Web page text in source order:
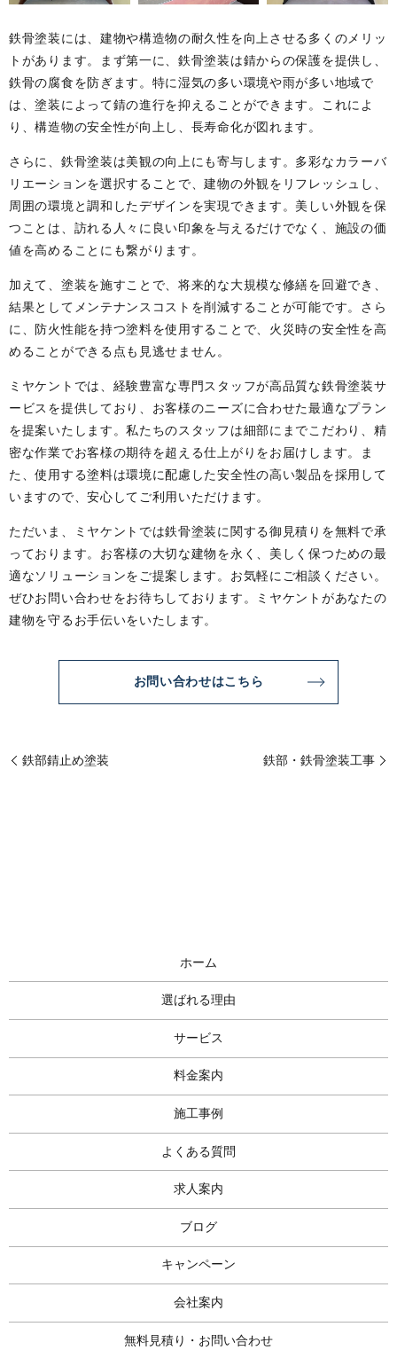
鉄骨塗装には、建物や構造物の耐久性を向上させる多くのメリッ
トがあります。まず第一に、鉄骨塗装は錆からの保護を提供し、
鉄骨の腐食を防ぎます。特に湿気の多い環境や雨が多い地域で
は、塗装によって錆の進行を抑えることができます。これによ
り、構造物の安全性が向上し、長寿命化が図れます。
さらに、鉄骨塗装は美観の向上にも寄与します。多彩なカラーバ
リエーションを選択することで、建物の外観をリフレッシュし、
周囲の環境と調和したデザインを実現できます。美しい外観を保
つことは、訪れる人々に良い印象を与えるだけでなく、施設の価
値を高めることにも繋がります。
加えて、塗装を施すことで、将来的な大規模な修繕を回避でき、
結果としてメンテナンスコストを削減することが可能です。さら
に、防火性能を持つ塗料を使用することで、火災時の安全性を高
めることができる点も見逃せません。
ミヤケントでは、経験豊富な専門スタッフが高品質な鉄骨塗装サ
ービスを提供しており、お客様のニーズに合わせた最適なプラン
を提案いたします。私たちのスタッフは細部にまでこだわり、精
密な作業でお客様の期待を超える仕上がりをお届けします。ま
た、使用する塗料は環境に配慮した安全性の高い製品を採用して
いますので、安心してご利用いただけます。
ただいま、ミヤケントでは鉄骨塗装に関する御見積りを無料で承
っております。お客様の大切な建物を永く、美しく保つための最
適なソリューションをご提案します。お気軽にご相談ください。
ぜひお問い合わせをお待ちしております。ミヤケントがあなたの
建物を守るお手伝いをいたします。
お問い合わせはこちら
鉄部錆止め塗装 鉄部・鉄骨塗装工事
ホーム
選ばれる理由
サービス
料金案内
施工事例
よくある質問
求人案内
ブログ
キャンペーン
会社案内
無料見積り・お問い合わせ